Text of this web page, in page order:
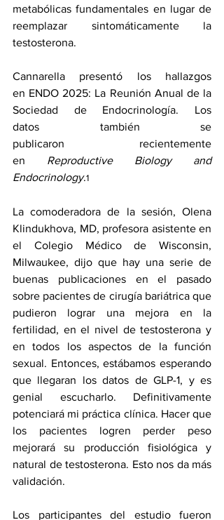
metabólicas fundamentales en lugar de
reemplazar sintomáticamente la
testosterona.
Cannarella presentó los hallazgos
en ENDO 2025: La Reunión Anual de la
Sociedad de Endocrinología. Los
datos también se
publicaron recientemente
en Reproductive Biology and
Endocrinology.1
La comoderadora de la sesión, Olena
Klindukhova, MD, profesora asistente en
el Colegio Médico de Wisconsin,
Milwaukee, dijo que hay una serie de
buenas publicaciones en el pasado
sobre pacientes de cirugía bariátrica que
pudieron lograr una mejora en la
fertilidad, en el nivel de testosterona y
en todos los aspectos de la función
sexual. Entonces, estábamos esperando
que llegaran los datos de GLP-1, y es
genial escucharlo. Definitivamente
potenciará mi práctica clínica. Hacer que
los pacientes logren perder peso
mejorará su producción fisiológica y
natural de testosterona. Esto nos da más
validación.
Los participantes del estudio fueron